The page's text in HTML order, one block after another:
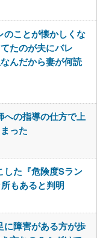
のことが懐かしくな
たのが夫にバレ
んだから妻が何読
への指導の仕方で上
った
した『危険度Sラン
もあると判明
に障害がある方が歩